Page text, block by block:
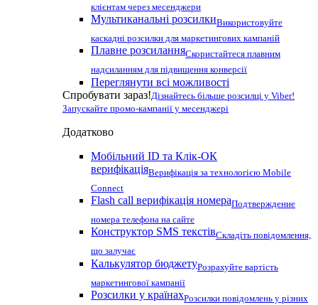
клієнтам через месенджери
Мультиканальні розсилкиВикористовуйте
каскадні розсилки для маркетингових кампаній
Плавне розсиланняСкористайтеся плавним
надсиланням для підвищення конверсії
Переглянути всі можливості
Спробувати зараз!Дізнайтесь більше розсилці у Viber!
Запускайте промо-кампанії у месенджері
Додатково
Мобільний ID та Клік-ОК
верифікаціяВерифікація за технологією Mobile
Connect
Flash call верифікація номераПодтверждение
номера телефона на сайте
Конструктор SMS текстівСкладіть повідомлення,
що залучає
Калькулятор бюджетуРозрахуйте вартість
маркетингової кампанії
Розсилки у країнахРозсилки повідомлень у різних